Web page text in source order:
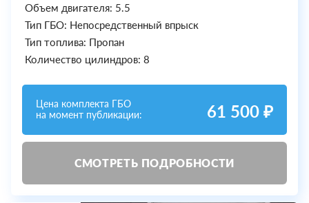
Объем двигателя: 5.5
Тип ГБО: Непосредственный впрыск
Тип топлива: Пропан
Количество цилиндров: 8
Цена комплекта ГБО
на момент публикации:
61 500 ₽
СМОТРЕТЬ ПОДРОБНОСТИ